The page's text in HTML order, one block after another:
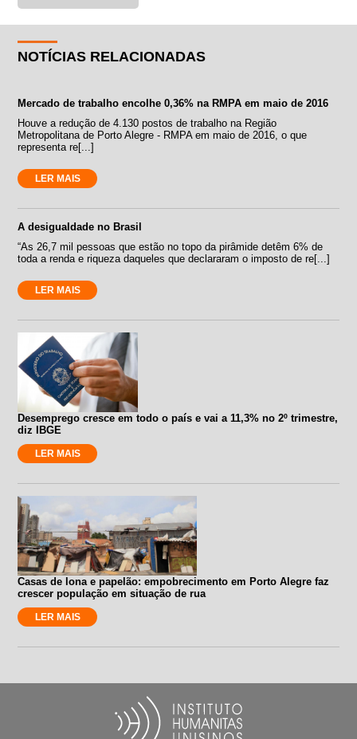
NOTÍCIAS RELACIONADAS
Mercado de trabalho encolhe 0,36% na RMPA em maio de 2016
Houve a redução de 4.130 postos de trabalho na Região
Metropolitana de Porto Alegre - RMPA em maio de 2016, o que
representa re[...]
LER MAIS
A desigualdade no Brasil
“As 26,7 mil pessoas que estão no topo da pirâmide detêm 6% de
toda a renda e riqueza daqueles que declararam o imposto de re[...]
LER MAIS
Desemprego cresce em todo o país e vai a 11,3% no 2º trimestre,
diz IBGE
LER MAIS
Casas de lona e papelão: empobrecimento em Porto Alegre faz
crescer população em situação de rua
LER MAIS